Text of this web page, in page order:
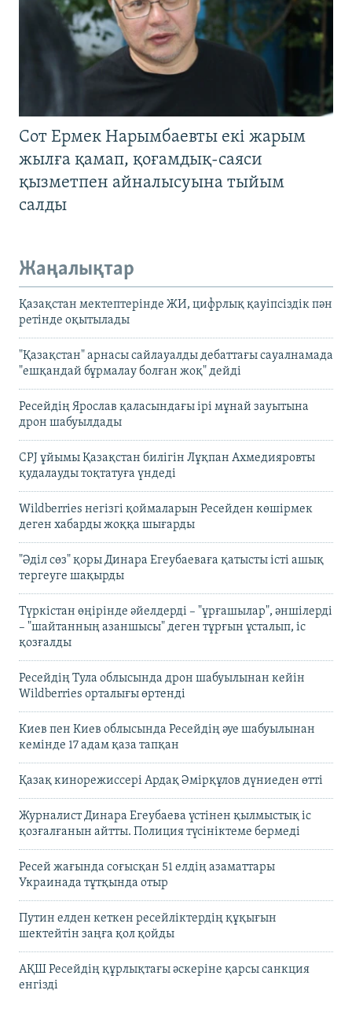
Сот Ермек Нарымбаевты екі жарым
жылға қамап, қоғамдық-саяси
қызметпен айналысуына тыйым
салды
Жаңалықтар
Қазақстан мектептерінде ЖИ, цифрлық қауіпсіздік пән
ретінде оқытылады
"Қазақстан" арнасы сайлауалды дебаттағы сауалнамада
"ешқандай бұрмалау болған жоқ" дейді
Ресейдің Ярослав қаласындағы ірі мұнай зауытына
дрон шабуылдады
CPJ ұйымы Қазақстан билігін Лұқпан Ахмедияровты
қудалауды тоқтатуға үндеді
Wildberries негізгі қоймаларын Ресейден көшірмек
деген хабарды жоққа шығарды
"Әділ сөз" қоры Динара Егеубаеваға қатысты істі ашық
тергеуге шақырды
Түркістан өңірінде әйелдерді – "ұрғашылар", әншілерді
– "шайтанның азаншысы" деген тұрғын ұсталып, іс
қозғалды
Ресейдің Тула облысында дрон шабуылынан кейін
Wildberries орталығы өртенді
Киев пен Киев облысында Ресейдің әуе шабуылынан
кемінде 17 адам қаза тапқан
Қазақ кинорежиссері Ардақ Әмірқұлов дүниеден өтті
Журналист Динара Егеубаева үстінен қылмыстық іс
қозғалғанын айтты. Полиция түсініктеме бермеді
Ресей жағында соғысқан 51 елдің азаматтары
Украинада тұтқында отыр
Путин елден кеткен ресейліктердің құқығын
шектейтін заңға қол қойды
АҚШ Ресейдің құрлықтағы әскеріне қарсы санкция
енгізді